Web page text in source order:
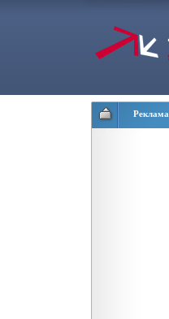
Реклама